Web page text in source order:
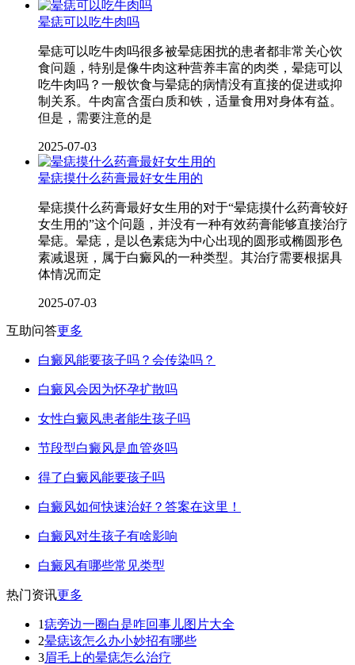
晕痣可以吃牛肉吗
晕痣可以吃牛肉吗很多被晕痣困扰的患者都非常关心饮
食问题，特别是像牛肉这种营养丰富的肉类，晕痣可以
吃牛肉吗？一般饮食与晕痣的病情没有直接的促进或抑
制关系。牛肉富含蛋白质和铁，适量食用对身体有益。
但是，需要注意的是
2025-07-03
晕痣摸什么药膏最好女生用的
晕痣摸什么药膏最好女生用的对于“晕痣摸什么药膏较好
女生用的”这个问题，并没有一种有效药膏能够直接治疗
晕痣。晕痣，是以色素痣为中心出现的圆形或椭圆形色
素减退斑，属于白癜风的一种类型。其治疗需要根据具
体情况而定
2025-07-03
互助问答更多
白癜风能要孩子吗？会传染吗？
白癜风会因为怀孕扩散吗
女性白癜风患者能生孩子吗
节段型白癜风是血管炎吗
得了白癜风能要孩子吗
白癜风如何快速治好？答案在这里！
白癜风对生孩子有啥影响
白癜风有哪些常见类型
热门资讯更多
1痣旁边一圈白是咋回事儿图片大全
2晕痣该怎么办小妙招有哪些
3眉毛上的晕痣怎么治疗